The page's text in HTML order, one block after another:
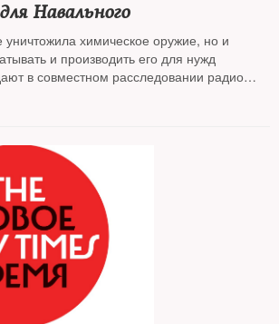
Навального
уничтожила химическое оружие, но и
и производить его для нужд
в совместном расследовании радио